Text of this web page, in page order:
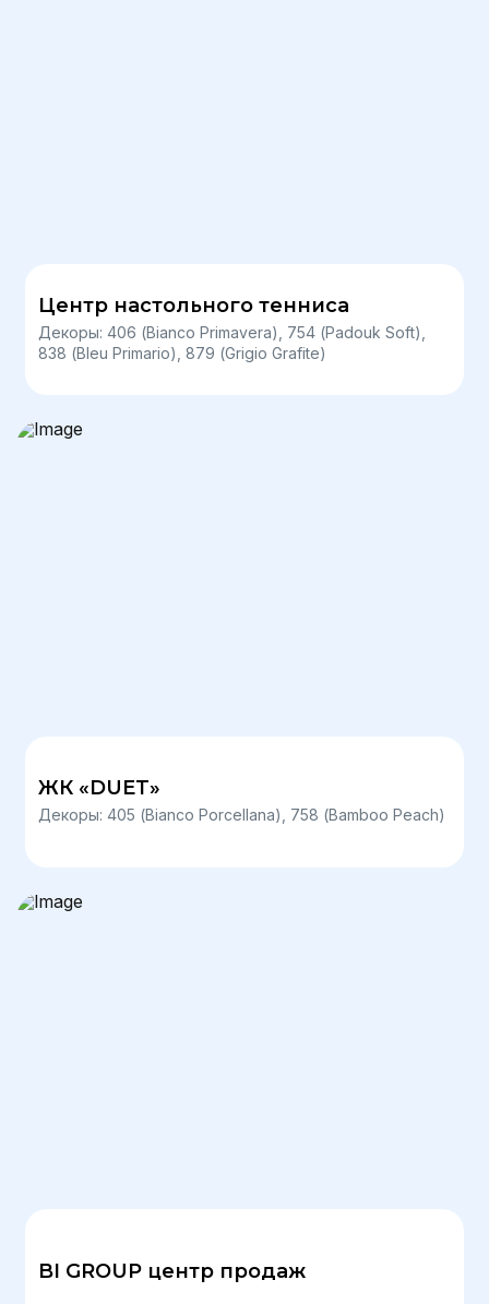
Центр настольного тенниса
Декоры: 406 (Bianco Primavera), 754 (Padouk Soft),
838 (Bleu Primario), 879 (Grigio Grafite)
ЖК «DUET»
Декоры: 405 (Bianco Porcellana), 758 (Bamboo Peach)
BI GROUP центр продаж